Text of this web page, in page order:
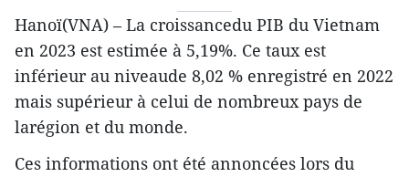
Hanoï(VNA) – La croissancedu PIB du Vietnam
en 2023 est estimée à 5,19%. Ce taux est
inférieur au niveaude 8,02 % enregistré en 2022
mais supérieur à celui de nombreux pays de
larégion et du monde.
Ces informations ont été annoncées lors du